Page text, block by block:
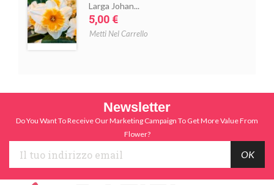
Larga Johan...
Prezzo
5,00 €
Metti Nel Carrello
Newsletter
Do You Want To Receive Our Marketing Campaign To Get More Value From
Flower?